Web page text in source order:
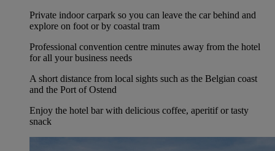
Private indoor carpark so you can leave the car behind and
explore on foot or by coastal tram
Professional convention centre minutes away from the hotel
for all your business needs
A short distance from local sights such as the Belgian coast
and the Port of Ostend
Enjoy the hotel bar with delicious coffee, aperitif or tasty
snack